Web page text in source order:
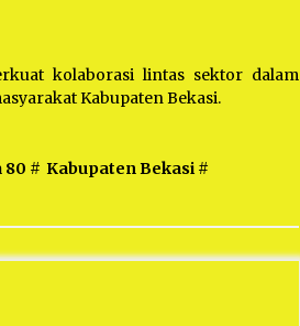
kolaborasi lintas sektor dalam
Kabupaten Bekasi.
80 # Kabupaten Bekasi #